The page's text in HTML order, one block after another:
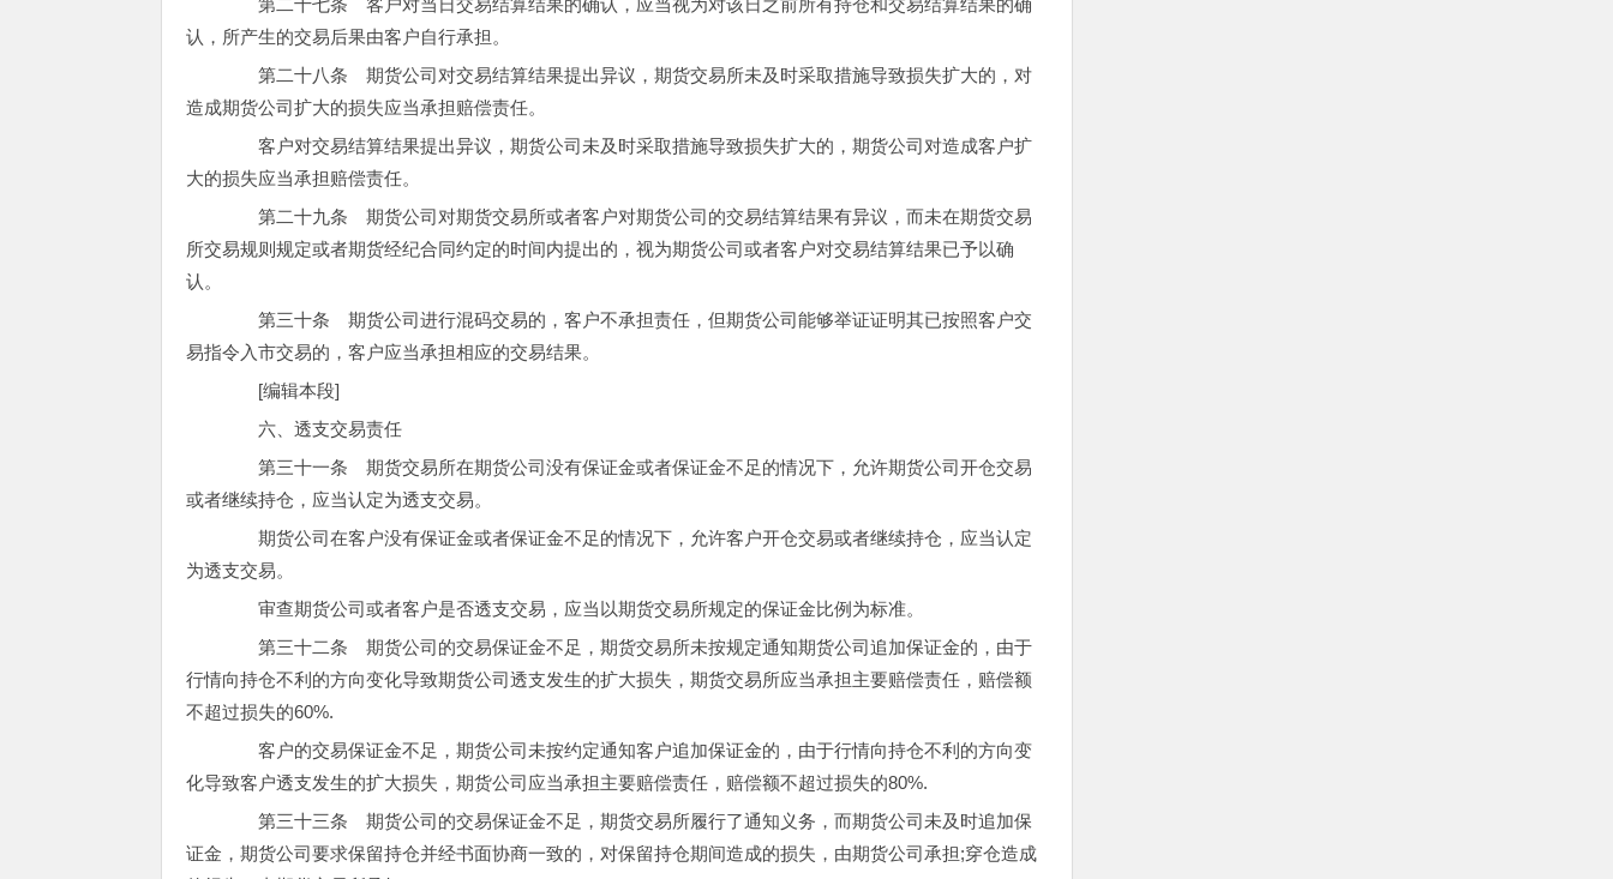
第二十七条 客户对当日交易结算结果的确认，应当视为对该日之前所有持仓和交易结算结果的确
认，所产生的交易后果由客户自行承担。
第二十八条 期货公司对交易结算结果提出异议，期货交易所未及时采取措施导致损失扩大的，对
造成期货公司扩大的损失应当承担赔偿责任。
客户对交易结算结果提出异议，期货公司未及时采取措施导致损失扩大的，期货公司对造成客户扩
大的损失应当承担赔偿责任。
第二十九条 期货公司对期货交易所或者客户对期货公司的交易结算结果有异议，而未在期货交易
所交易规则规定或者期货经纪合同约定的时间内提出的，视为期货公司或者客户对交易结算结果已予以确
认。
第三十条 期货公司进行混码交易的，客户不承担责任，但期货公司能够举证证明其已按照客户交
易指令入市交易的，客户应当承担相应的交易结果。
[编辑本段]
六、透支交易责任
第三十一条 期货交易所在期货公司没有保证金或者保证金不足的情况下，允许期货公司开仓交易
或者继续持仓，应当认定为透支交易。
期货公司在客户没有保证金或者保证金不足的情况下，允许客户开仓交易或者继续持仓，应当认定
为透支交易。
审查期货公司或者客户是否透支交易，应当以期货交易所规定的保证金比例为标准。
第三十二条 期货公司的交易保证金不足，期货交易所未按规定通知期货公司追加保证金的，由于
行情向持仓不利的方向变化导致期货公司透支发生的扩大损失，期货交易所应当承担主要赔偿责任，赔偿额
不超过损失的60%.
客户的交易保证金不足，期货公司未按约定通知客户追加保证金的，由于行情向持仓不利的方向变
化导致客户透支发生的扩大损失，期货公司应当承担主要赔偿责任，赔偿额不超过损失的80%.
第三十三条 期货公司的交易保证金不足，期货交易所履行了通知义务，而期货公司未及时追加保
证金，期货公司要求保留持仓并经书面协商一致的，对保留持仓期间造成的损失，由期货公司承担;穿仓造成